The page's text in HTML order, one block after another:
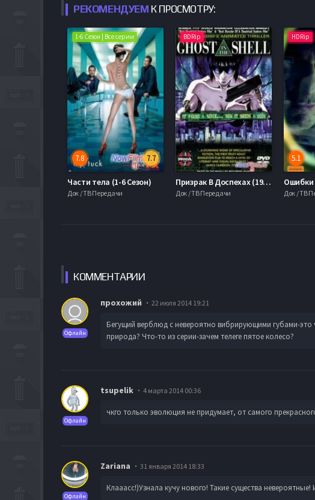
РЕКОМЕНДУЕМ К ПРОСМОТРУ:
1-6 Сезон | Все серии
7.7
7.8
Части тела (1-6 Сезон)
Док / ТВ Передачи
BDRip
Призрак В Доспехах (1995)
Док / ТВ Передачи
HDRip
5.1
Док / ТВ
КОММЕНТАРИИ
Офлайн
прохожий 22 июля 2014 19:21
Бегущий верблюд с невероятно вибрирующими губами-это
природа? Что-то из серии-зачем телеге пятое колесо?
Офлайн
tsupelik 4 марта 2014 00:36
чкго только эволюция не придумает, от самого
Офлайн
Zariana 31 января 2014 18:33
Клааасс!)Узнала кучу нового! Такие существа